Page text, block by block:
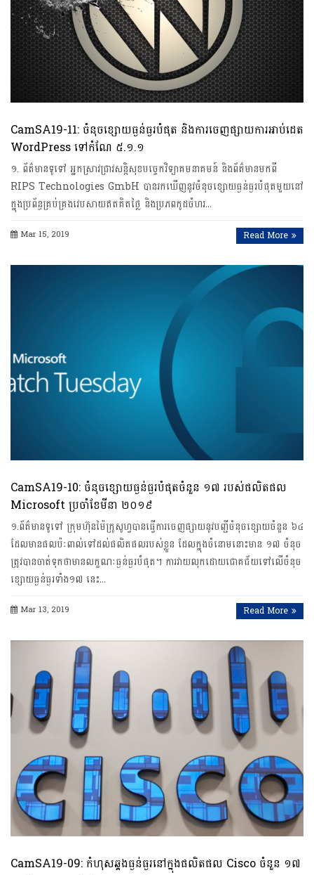
CamSA19-11: ចំនុចខ្សោយធ្ងន់ធ្ងរបំផុត និងការចេញផ្សាយការអាប់ដេត
WordPress ទៅកំណែ ៥.‌១.១
១. ព័ត៌មានទូទៅ អ្នកស្រាវជ្រាវសន្តិសុខបច្ចេកវិទ្យាគមនាគមន៍ និងព័ត៌មានមកពី
RIPS Technologies GmbH បានរកឃើញនូវចំនុចខ្សោយ​ធ្ងន់ធ្ងរបំផុតមួយនៅ
ក្នុងប្រព័ន្ធគ្រប់គ្រងវេបសាយឥតគិតថ្លៃ និងប្រភពកូដចំហរ…
Mar 15, 2019 Read More
CamSA19-10: ចំនុចខ្សោយធ្ងន់ធ្ងរបំផុតចំនួន ១៧ របស់ផលិតផល
Microsoft ប្រចាំខែមីនា ២០១៩
១.ព័ត៌មានទូទៅ ក្រុមហ៊ុនម៉ៃក្រូសូហ្វបានធ្វើការចេញផ្សាយនូវបញ្ជីចំនុចខ្សោយចំនួន ៦៤
ដែលមានផលប៉ៈពាល់ទៅដល់ផលិតផលរបស់ខ្លួន ដែលក្នុងចំនោមនោះមាន ១៧ ចំនុច
ត្រូវបានចាត់ទុកថាមានលក្ខណៈធ្ងន់ធ្ងរបំផុត។ ការវាយលុកដោយជោគជ័យទៅលើចំនុច
ខ្សោយធ្ងន់ធ្ងរទាំង១៧ នេះ…
Mar 13, 2019 Read More
CamSA19-09: កំហុសឆ្គងធ្ងន់ធ្ងរនៅក្នុងផលិតផល Cisco ចំនួន ១៧